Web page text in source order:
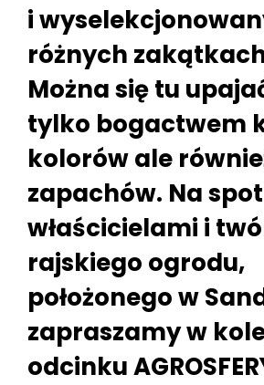
i
różnych
Można się tu
tylko bogactwem
kolorów ale
zapachów. Na
właścicielami i
rajskiego ogrodu,
położonego w
zapraszamy w
odcinku